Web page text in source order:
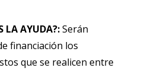
LA AYUDA?:Serán
financiación los
que se realicen entre